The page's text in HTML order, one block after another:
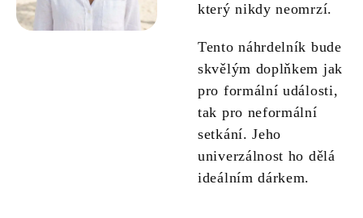
který nikdy neomrzí.
Tento náhrdelník bude
skvělým doplňkem jak
pro formální události,
tak pro neformální
setkání. Jeho
univerzálnost ho dělá
ideálním dárkem.